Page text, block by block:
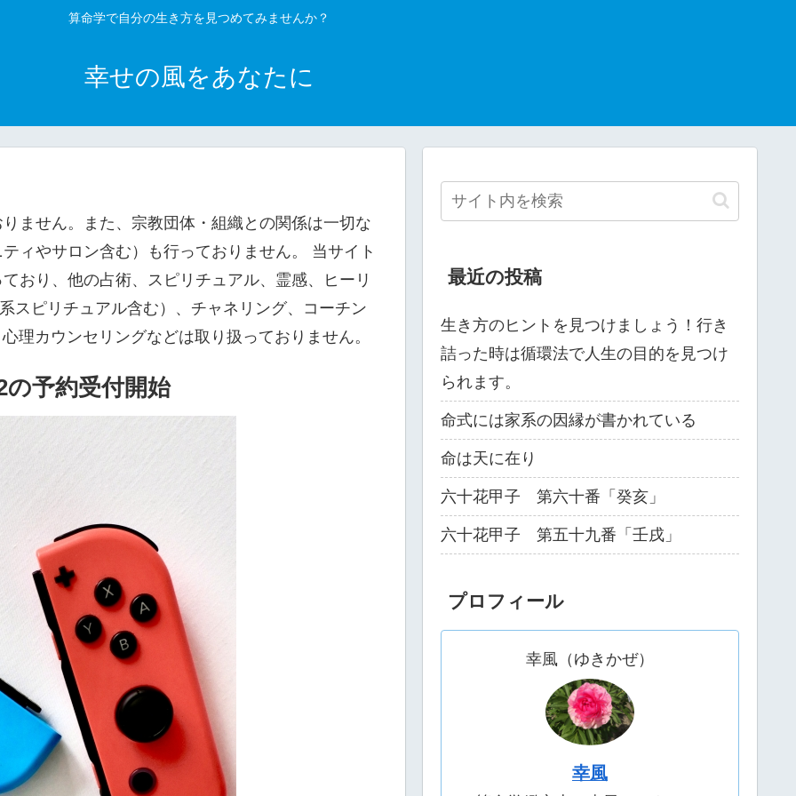
算命学で自分の生き方を見つめてみませんか？
幸せの風をあなたに
ません。また、宗教団体・組織との関係は一切な
ィやサロン含む）も行っておりません。 当サイト
おり、他の占術、スピリチュアル、霊感、ヒーリ
スピリチュアル含む）、チャネリング、コーチン
理カウンセリングなどは取り扱っておりません。
予約受付開始
最近の投稿
生き方のヒントを見つけましょう！行き
詰った時は循環法で人生の目的を見つけ
られます。
命式には家系の因縁が書かれている
命は天に在り
六十花甲子 第六十番「癸亥」
六十花甲子 第五十九番「壬戌」
プロフィール
幸風（ゆきかぜ）
幸風